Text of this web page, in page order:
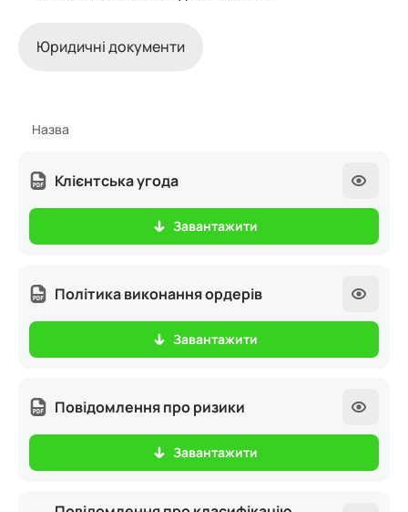
Юридичні документи
Назва
Клієнтська угода
Завантажити
Політика виконання ордерів
Завантажити
Повідомлення про ризики
Завантажити